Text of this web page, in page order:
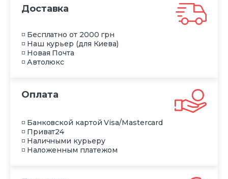
Доставка
◽ Бесплатно от 2000 грн
◽ Наш курьер (для Киева)
◽ Новая Почта
◽ Автолюкс
Оплата
◽ Банковской картой Visa/Mastercard
◽ Приват24
◽ Наличными курьеру
◽ Наложенным платежом